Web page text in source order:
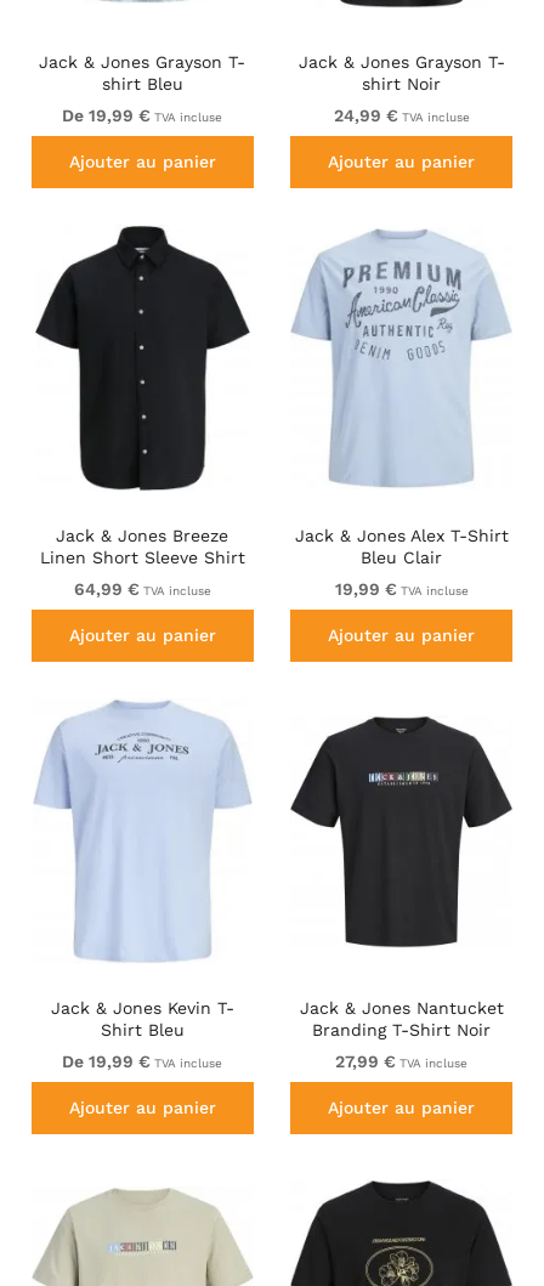
Jack & Jones Grayson T-
shirt Bleu
De 19,99 € TVA incluse
Ajouter au panier
Jack & Jones Grayson T-
shirt Noir
24,99 € TVA incluse
Ajouter au panier
Jack & Jones Breeze
Linen Short Sleeve Shirt
Black
64,99 € TVA incluse
Ajouter au panier
Jack & Jones Alex T-Shirt
Bleu Clair
19,99 € TVA incluse
Ajouter au panier
Jack & Jones Kevin T-
Shirt Bleu
De 19,99 € TVA incluse
Ajouter au panier
Jack & Jones Nantucket
Branding T-Shirt Noir
27,99 € TVA incluse
Ajouter au panier